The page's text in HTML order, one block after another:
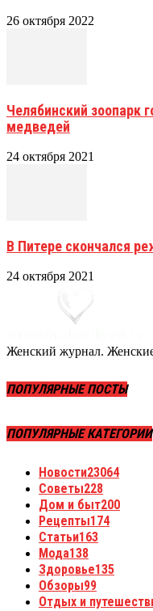
26 октября 2022
Челябинский зоопарк
медведей
24 октября 2021
В Питере скончался
24 октября 2021
Женский журнал.
ПОПУЛЯРНЫЕ ПОСТЫ
ПОПУЛЯРНЫЕ КАТЕГОРИИ
Новости23064
Советы228
Дом и быт200
Рецепты174
Статьи163
Мода138
Здоровье135
Обзоры99
Отдых и